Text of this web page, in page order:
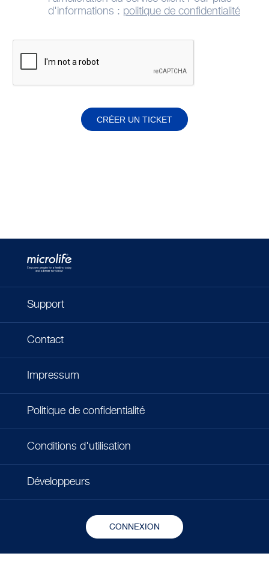
d'informations : politique de confidentialité
CRÉER UN TICKET
Support
Contact
Impressum
Politique de confidentialité
Conditions d'utilisation
Développeurs
CONNEXION